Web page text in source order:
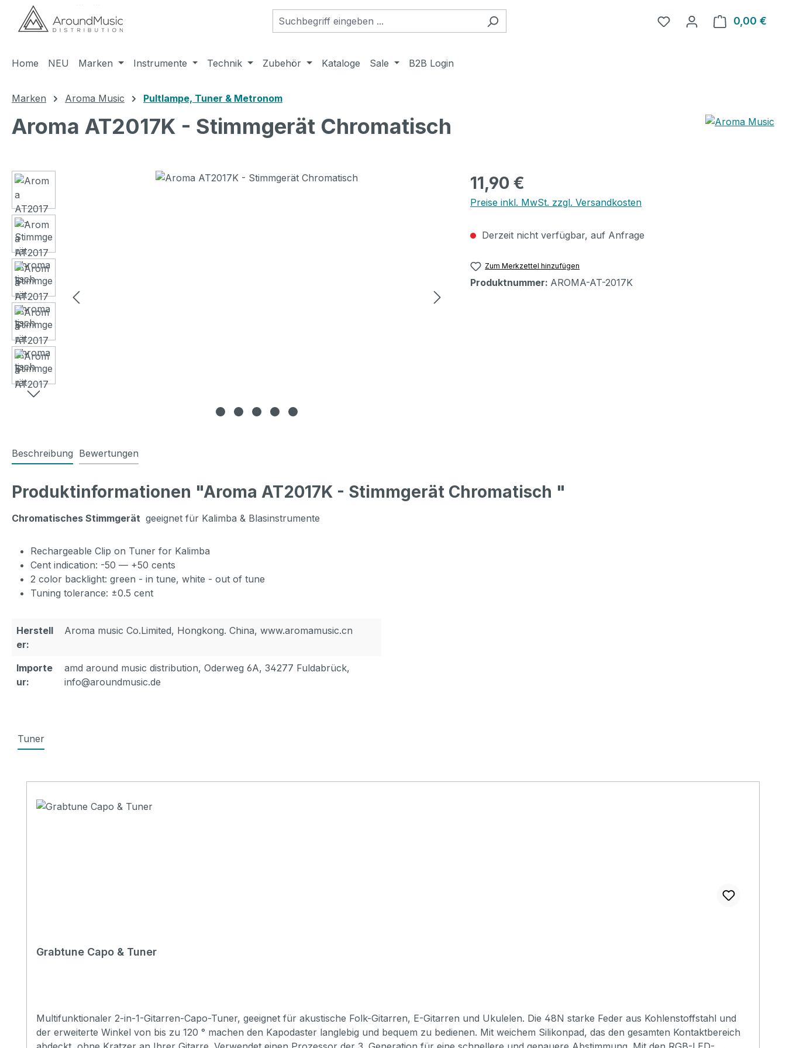
Hauptinhalt springen
Zur Suche springen
Zur Hauptnavigation springen
0,00 €
Home NEU Marken Instrumente Technik Zubehör Kataloge Sale B2B Login
Marken Aroma Music Pultlampe, Tuner & Metronom
Aroma AT2017K - Stimmgerät Chromatisch
Bildergalerie überspringen Regulärer Preis:
11,90 €
Preise inkl. MwSt. zzgl. Versandkosten
Derzeit nicht verfügbar, auf Anfrage
Zum Merkzettel hinzufügen
Produktnummer: AROMA-AT-2017K
Beschreibung Bewertungen
Produktinformationen "Aroma AT2017K - Stimmgerät Chromatisch "
Chromatisches Stimmgerät geeignet für Kalimba & Blasinstrumente
Rechargeable Clip on Tuner for Kalimba
Cent indication: -50 — +50 cents
2 color backlight: green - in tune, white - out of tune
Tuning tolerance: ±0.5 cent
Herstell
er:
Aroma music Co.Limited, Hongkong. China, www.aromamusic.cn
Importe
ur:
amd around music distribution, Oderweg 6A, 34277 Fuldabrück,
info@aroundmusic.de
Tuner
Grabtune Capo & Tuner
Multifunktionaler 2-in-1-Gitarren-Capo-Tuner, geeignet für akustische Folk-Gitarren, E-Gitarren und Ukulelen. Die 48N starke Feder aus Kohlenstoffstahl und
der erweiterte Winkel von bis zu 120 ° machen den Kapodaster langlebig und bequem zu bedienen. Mit weichem Silikonpad, das den gesamten Kontaktbereich